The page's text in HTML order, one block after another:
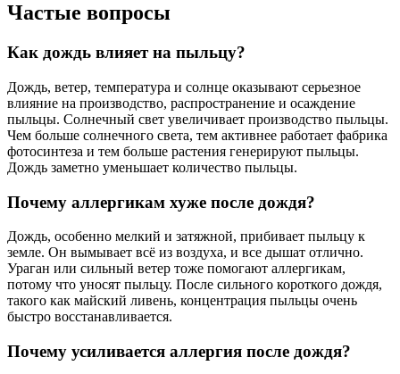
Частые вопросы
Как дождь влияет на пыльцу?
Дождь, ветер, температура и солнце оказывают серьезное
влияние на производство, распространение и осаждение
пыльцы. Солнечный свет увеличивает производство пыльцы.
Чем больше солнечного света, тем активнее работает фабрика
фотосинтеза и тем больше растения генерируют пыльцы.
Дождь заметно уменьшает количество пыльцы.
Почему аллергикам хуже после дождя?
Дождь, особенно мелкий и затяжной, прибивает пыльцу к
земле. Он вымывает всё из воздуха, и все дышат отлично.
Ураган или сильный ветер тоже помогают аллергикам,
потому что уносят пыльцу. После сильного короткого дождя,
такого как майский ливень, концентрация пыльцы очень
быстро восстанавливается.
Почему усиливается аллергия после дождя?